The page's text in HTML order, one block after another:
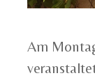
Am